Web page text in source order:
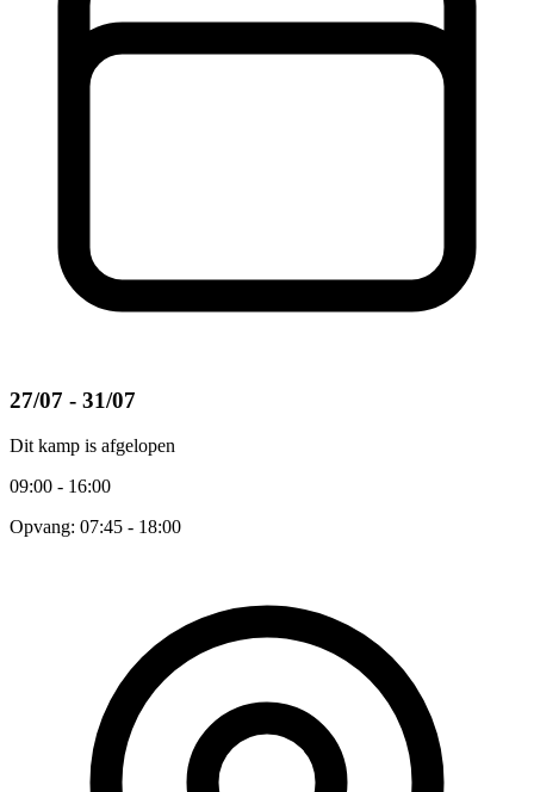
27/07 - 31/07
Dit kamp is afgelopen
09:00 - 16:00
Opvang: 07:45 - 18:00